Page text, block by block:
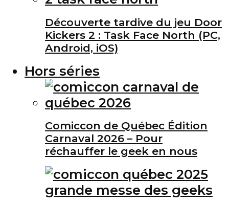
Découverte tardive du jeu Door
Kickers 2 : Task Face North (PC,
Android, iOS)
Hors séries
Comiccon de Québec Édition
Carnaval 2026 – Pour
réchauffer le geek en nous